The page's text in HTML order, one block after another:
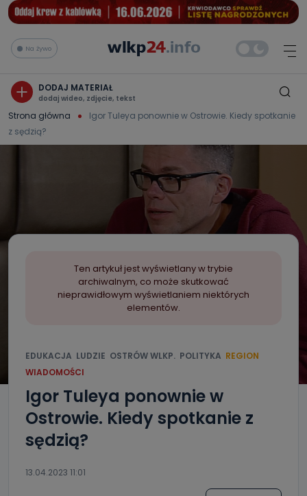
Na żywo
DODAJ MATERIAŁ
dodaj wideo, zdjęcie, tekst
Strona główna
Igor Tuleya ponownie w Ostrowie. Kiedy spotkanie
z sędzią?
Ten artykuł jest wyświetlany w trybie
archiwalnym, co może skutkować
nieprawidłowym wyświetlaniem niektórych
elementów.
EDUKACJA LUDZIE OSTRÓW WLKP. POLITYKA REGION
WIADOMOŚCI
Igor Tuleya ponownie w
Ostrowie. Kiedy spotkanie z
sędzią?
13.04.2023 11:01